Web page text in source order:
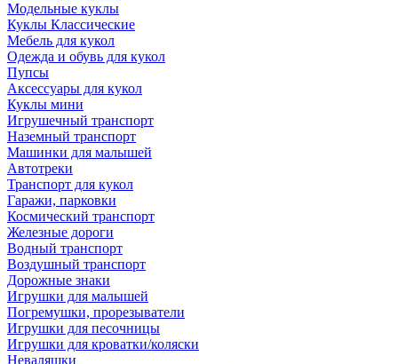
Модельные куклы
Куклы Классические
Мебель для кукол
Одежда и обувь для кукол
Пупсы
Аксессуары для кукол
Куклы мини
Игрушечный транспорт
Наземный транспорт
Машинки для малышей
Автотреки
Транспорт для кукол
Гаражи, парковки
Космический транспорт
Железные дороги
Водный транспорт
Воздушный транспорт
Дорожные знаки
Игрушки для малышей
Погремушки, прорезыватели
Игрушки для песочницы
Игрушки для кроватки/коляски
Неваляшки